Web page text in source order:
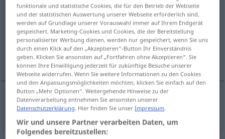
organisieren
Übersicht aller Übersetzungen
(Für mehr Details die Übersetzung anklicken/antippen)
megszervez
(meg)szervez organisieren
funktionale und statistische Cookies, die für den Betrieb der Webseite
und der statistischen Auswertung unserer Webseite erforderlich sind,
werden auf Grundlage unserer Vorauswahl immer auf Ihrem Endgerät
gespeichert. Marketing-Cookies und Cookies, die der Bereitstellung
personalisierter Werbung dienen, werden nur gespeichert, wenn Sie uns
durch einen Klick auf den „Akzeptieren“-Button Ihr Einverständnis
geben. Klicken Sie ansonsten auf „Fortfahren ohne Akzeptieren“. Sie
können Ihre Einwilligung jederzeit für zukünftige Besuche unserer
Webseite widerrufen. Wenn Sie weitere Informationen zu den Cookies
und den Anpassungsmöglichkeiten möchten, klicken Sie einfach auf den
Button „Mehr Optionen“. Weitergehende Hinweise zu der
Datenverarbeitung entnehmen Sie ansonsten unserer
Datenschutzerklärung. Hier finden Sie unserImpressum.
Wir und unsere Partner verarbeiten Daten, um
Folgendes bereitzustellen: